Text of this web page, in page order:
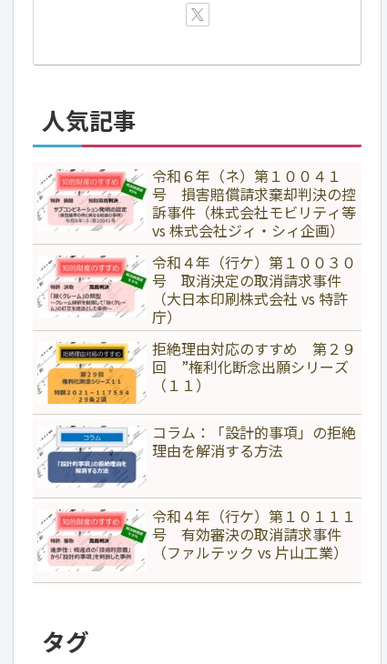
人気記事
令和６年（ネ）第１００４１
号 損害賠償請求棄却判決の控
訴事件（株式会社モビリティ等
vs 株式会社ジィ・シィ企画）
令和４年（行ケ）第１００３０
号 取消決定の取消請求事件
（大日本印刷株式会社 vs 特許
庁）
拒絶理由対応のすすめ 第２９
回 ”権利化断念出願シリーズ
（１１）
コラム：「設計的事項」の拒絶
理由を解消する方法
令和４年（行ケ）第１０１１１
号 有効審決の取消請求事件
（ファルテック vs 片山工業）
タグ